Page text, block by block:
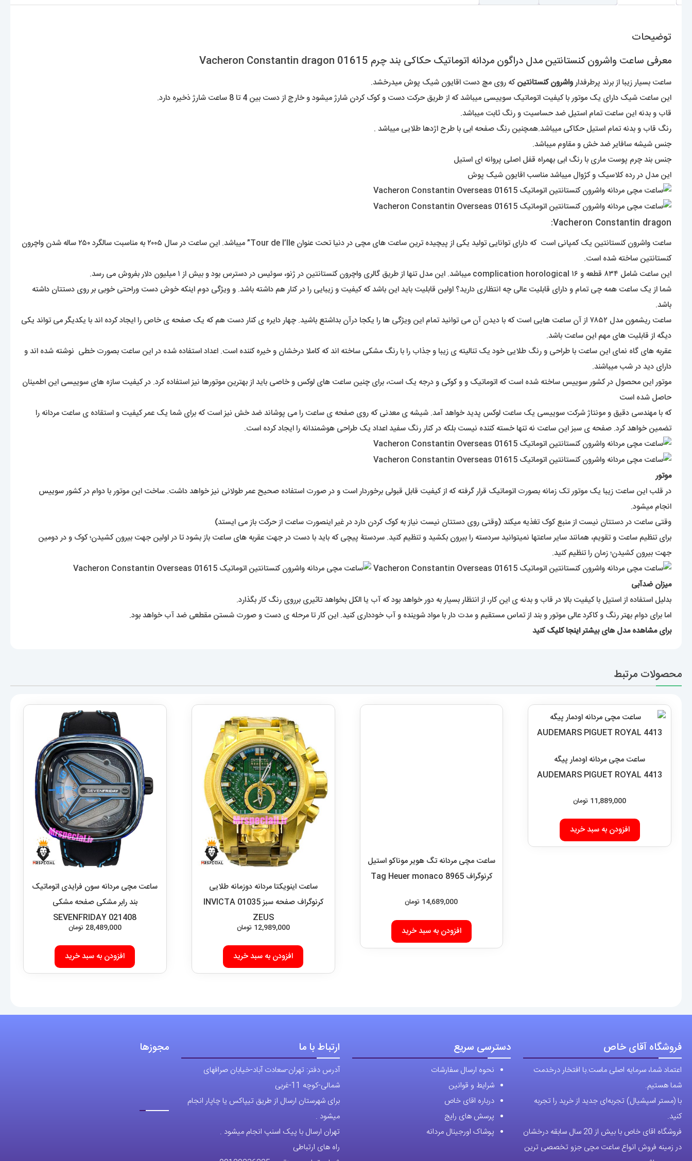
توضیحات
معرفی ساعت واشرون کنستانتین مدل دراگون مردانه اتوماتیک حکاکی بند چرم Vacheron Constantin dragon 01615
ساعت بسیار زیبا از برند پرطرفدارواشرون کنستانتینکه روی مچ دست اقایون شیک پوش میدرخشد.
این ساعت شیک دارای یک موتور با کیفیت اتوماتیک سوییسی میباشد که از طریق حرکت دست و کوک کردن شارژ میشود و خارج از دست بین 4 تا 8 ساعت شارژ ذخیره دارد.
قاب و بدنه این ساعت تمام استیل ضد حساسیت و رنگ ثابت میباشد.
رنگ قاب و بدنه تمام استیل حکاکی میباشد.همچنین رنگ صفحه ابی با طرح اژدها طلایی میباشد .
جنس شیشه سافایر ضد خش و مقاوم میباشد.
جنس بند چرم پوست ماری با رنگ ابی بهمراه قفل اصلی پروانه ای استیل
این مدل در رده کلاسیک و کژوال میباشد مناسب اقایون شیک پوش
Vacheron Constantin dragon:
ساعت واشرون کنستانتین یک کمپانی است که دارای توانایی تولید یکی از پیچیده ترین ساعت های مچی در دنیا تحت عنوان Tour de I’lle” میباشد. این ساعت در سال ۲۰۰۵ به مناسبت سالگرد ۲۵۰ ساله شدن واچرون
کنستانتین ساخته شده است.
این ساعت شامل ۸۳۴ قطعه و ۱۶ complication horological میباشد. این مدل تنها از طریق گالری واچرون کنستانتین در ژنو، سوئیس در دسترس بود و بیش از ۱ میلیون دلار بفروش می رسد.
شما از یک ساعت همه چی تمام و دارای قابلیت عالی چه انتظاری دارید؟ اولین قابلیت باید این باشد که کیفیت و زیبایی را در کنار هم داشته باشد. و ویژگی دوم اینکه خوش دست وراحتی خوبی بر روی دستتان داشته
باشد.
ساعت ریشمون مدل ۷۸۵۲ از آن ساعت هایی است که با دیدن آن می توانید تمام این ویژگی ها را یکجا درآن بداشتع باشید. چهار دایره ی کنار دست هم که یک صفحه ی خاص را ایجاد کرده اند با یکدیگر می تواند یکی
دیگه از قابلیت های مهم این ساعت باشد.
عقربه های گاه نمای این ساعت با طراحی و رنگ طلایی خود یک تنالیته ی زیبا و جذاب را با رنگ مشکی ساخته اند که کاملا درخشان و خیره کننده است. اعداد استفاده شده در این ساعت بصورت خطی نوشته شده اند و
دارای دید در شب میباشند.
موتور این محصول در کشور سوییس ساخته شده است که اتوماتیک و و کوکی و درجه یک است، برای چنین ساعت های لوکس و خاصی باید از بهترین موتورها نیز استفاده کرد. در کیفیت سازه های سوییسی این اطمینان
حاصل شده است
که با مهندسی دقیق و مونتاژ شرکت سوییسی یک ساعت لوکس پدید خواهد آمد. شیشه ی معدنی که روی صفحه ی ساعت را می پوشاند ضد خش نیز است که برای شما یک عمر کیفیت و استقاده ی ساعت مردانه را
تضمین خواهد کرد. صفحه ی سبز این ساعت نه تنها خسته کننده نیست بلکه در کنار رنگ سفید اعداد یک طراحی هوشمندانه را ایجاد کرده است.
موتور
در قلب این ساعت زیبا یک موتور تک زمانه بصورت اتوماتیک قرار گرفته که از کیفیت قابل قبولی برخوردار است و در صورت استفاده صحیح عمر طولانی نیز خواهد داشت. ساخت این موتور با دوام در کشور سوییس
انجام میشود.
وقتی ساعت در دستتان نیست از منبع کوک تغذیه میکند (وقتی روی دستتان نیست نیاز به کوک کردن دارد در غیر اینصورت ساعت از حرکت باز می ایستد)
برای تنظیم ساعت و تقویم، همانند سایر ساعتها نمیتوانید سردسته را بیرون بکشید و تنظیم کنید. سردستۀ پیچی که باید با دست در جهت عقربه های ساعت باز بشود تا در اولین جهت بیرون کشیدن؛ کوک و در دومین
جهت بیرون کشیدن؛ زمان را تنظیم کنید.
میزان ضدآبی
بدلیل استفاده از استیل با کیفیت بالا در قاب و بدنه ی این کار، از انتظار بسیار به دور خواهد بود که آب یا الکل بخواهد تاثیری برروی رنگ کار بگذارد.
اما برای دوام بهتر رنگ و کاکرد عالی موتور و بند از تماس مستقیم و مدت دار با مواد شوینده و آب خودداری کنید. این کار تا مرحله ی دست و صورت شستن مقطعی ضد آب خواهد بود.
برای مشاهده مدل های بیشتراینجا کلیککنید
محصولات مرتبط
ساعت مچی مردانه اودمار پیگه
AUDEMARS PIGUET ROYAL 4413
11,889,000 تومان
افزودن به سبد خرید
ساعت مچی مردانه تگ هویر موناکو استیل
کرنوگراف Tag Heuer monaco 8965
14,689,000 تومان
افزودن به سبد خرید
ساعت اینویکتا مردانه دوزمانه طلایی
کرنوگراف صفحه سبز 01035 INVICTA
ZEUS
12,989,000 تومان
افزودن به سبد خرید
ساعت مچی مردانه سون فرایدی اتوماتیک
بند رابر مشکی صفحه مشکی
SEVENFRIDAY 021408
28,489,000 تومان
افزودن به سبد خرید
فروشگاه آقای خاص
اعتماد شما، سرمایه اصلی ماست.با افتخار درخدمت
شما هستیم.
با (مستر اسپشیال) تجربه‌ای جدید از خرید را تجربه
کنید.
فروشگاه اقای خاص با بیش از 20 سال سابقه درخشان
در زمینه فروش انواع ساعت مچی جزو تخصصی ترین
دسترسی سریع
نحوه ارسال سفارشات
شرایط و قوانین
درباره اقای خاص
پرسش های رایج
پوشاک اورجینال مردانه
ارتباط با ما
آدرس دفتر: تهران-سعادت آباد-خیابان صرافهای
شمالی-کوچه 11-غربی
برای شهرستان ارسال از طریق تیپاکس یا چاپار انجام
میشود .
تهران ارسال با پیک اسنپ انجام میشود .
راه های ارتباطی
مجوزها